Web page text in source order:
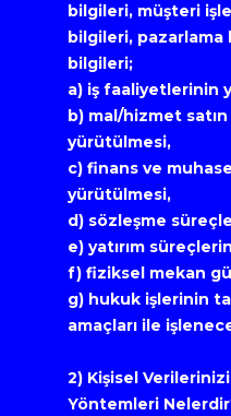
bilgileri, müşteri
bilgileri,
bilgileri;
a) iş faaliyetlerinin
b) mal/hizmet
yürütülmesi,
c) finans ve
yürütülmesi,
d) sözleşme
e) yatırım
f) fiziksel mekan
g) hukuk işlerinin
amaçları ile
2) Kişisel
Yöntemleri